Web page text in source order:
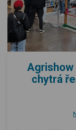
Agrishow
chytrá